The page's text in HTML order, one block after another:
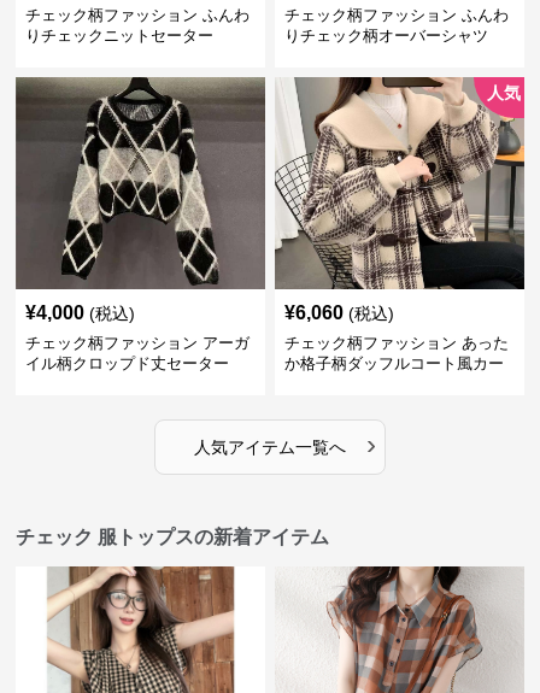
チェック柄ファッション ふんわ
りチェックニットセーター
チェック柄ファッション ふんわ
りチェック柄オーバーシャツ
¥4,000 (税込)
チェック柄ファッション アーガ
イル柄クロップド丈セーター
人気
¥6,060 (税込)
チェック柄ファッション あった
か格子柄ダッフルコート風カー
人気アイテム一覧へ ›
チェック 服トップスの新着アイテム